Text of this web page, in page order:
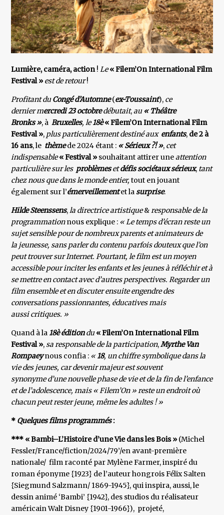
Lumière, caméra, action!Le« Filem’On International Film
Festival » est de retour!
Profitant duCongé d’Automne(ex-Toussaint), ce
dernier mercredi 23 octobredébutait,au « Théâtre
Bronks », àBruxelles, le18è« Filem’On International Film
Festival », plus particulièrement destiné aux enfants, de 2 à
16 ans, le thèmede 2024 étant : « Sérieux ?! », cet
indispensable« Festival » souhaitant attirer uneattention
particulière sur les problèmesetdéfis sociétaux sérieux, tant
chez nous que dans le mondeentier, tout en jouant
également sur l’émerveillementet lasurprise.
Hilde Steenssens,la directrice artistique&responsable de la
programmationnous explique : « Le temps d’écran reste un
sujet sensible pour de nombreux parents et animateurs de
la jeunesse, sans parler du contenu parfois douteux que l’on
peut trouver sur Internet. Pourtant, le film est un moyen
accessible pour inciter les enfants et les jeunes à réfléchir et à
se mettre en contact avec d’autres perspectives. Regarder un
film ensemble et en discuter ensuite engendre des
conversations passionnantes, éducatives mais
aussi critiques. »
Quand à la 18è éditiondu« Filem’On International Film
Festival »,sa responsable de la participation,Myrthe Van
Rompaeynous confia : «18, un chiffre symbolique dans la
vie des jeunes, car devenir majeur est souvent
synonyme d’une nouvelle phase de vie et de la fin de l’enfance
et de l’adolescence, mais « Filem’On » reste un endroit où
chacun peut rester jeune, même les adultes ! »
* Quelques films programmés:
*** « Bambi–L’Histoire d’une Vie dans les Bois » (Michel
Fessler/France/fiction/2024/79’/en avant-première
nationale/ film raconté par Mylène Farmer, inspiré du
roman éponyme {1923} de l’auteur hongrois Félix Salten
{Siegmund Salzmann/ 1869-1945}, qui inspira, aussi, le
dessin animé ‘Bambi’ {1942}, des studios du réalisateur
américain Walt Disney {1901-1966}), projeté,